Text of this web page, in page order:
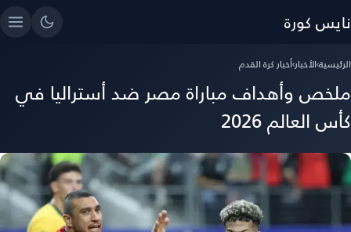
نايس كورة
الرئيسية›الأخبار›أخبار كرة القدم
ملخص وأهداف مباراة مصر ضد أستراليا في
كأس العالم 2026